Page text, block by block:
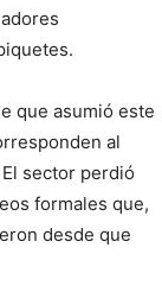
que asumió este
al
sector perdió
formales que,
desde que